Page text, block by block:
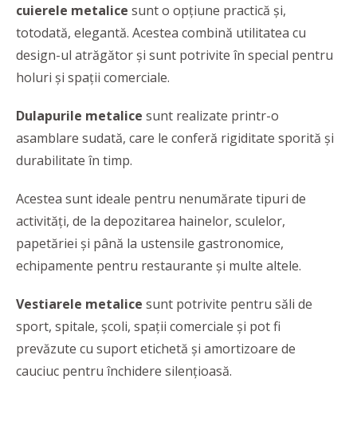
cuierele metalice sunt o opțiune practică și,
totodată, elegantă. Acestea combină utilitatea cu
design-ul atrăgător și sunt potrivite în special pentru
holuri și spații comerciale.
Dulapurile metalice sunt realizate printr-o
asamblare sudată, care le conferă rigiditate sporită și
durabilitate în timp.
Acestea sunt ideale pentru nenumărate tipuri de
activități, de la depozitarea hainelor, sculelor,
papetăriei și până la ustensile gastronomice,
echipamente pentru restaurante și multe altele.
Vestiarele metalice sunt potrivite pentru săli de
sport, spitale, școli, spații comerciale și pot fi
prevăzute cu suport etichetă și amortizoare de
cauciuc pentru închidere silențioasă.